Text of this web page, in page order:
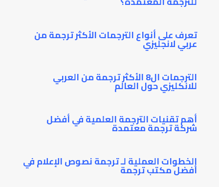
تعرف على أنواع الترجمات الأكثر ترجمة من
عربي لانجليزي
الترجمات ال8 الأكثر ترجمة من العربي
للانكليزي حول العالم
أهم تقنيات الترجمة العلمية في أفضل
شركة ترجمة معتمدة
الخطوات العملية لـ ترجمة نصوص الإعلام في
أفضل مكتب ترجمة